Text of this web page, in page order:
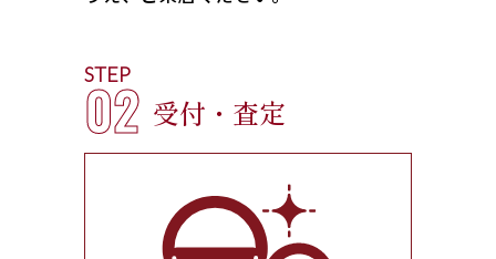
STEP
02 受付・査定